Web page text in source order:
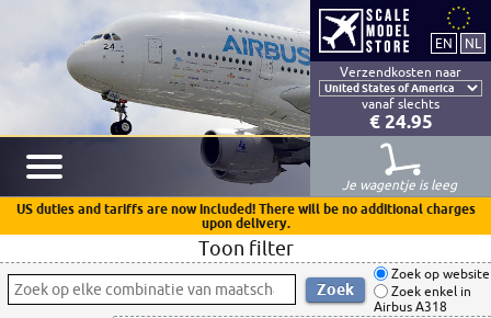
Verzendkosten naar
vanaf slechts
€ 24.95
Je wagentje is leeg
US duties and tariffs are now included! There will be no additional charges
upon delivery.
Toon filter
Zoek op website
Zoek enkel in
Airbus A318